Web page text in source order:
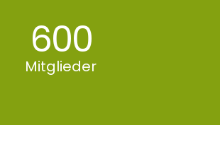
600
Mitglieder